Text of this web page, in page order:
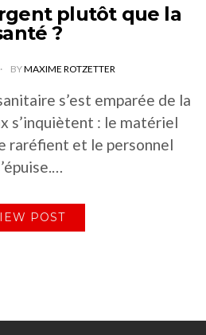
plutôt que la
?
BYMAXIME ROTZETTER
s’est emparée de la
s’inquiètent : le matériel
raréfient et le personnel
POST